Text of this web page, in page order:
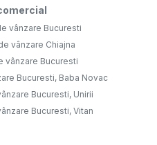
vânzare Bucuresti
vânzare Chiajna
vânzare Bucuresti
Bucuresti, Baba Novac
Bucuresti, Unirii
Bucuresti, Vitan